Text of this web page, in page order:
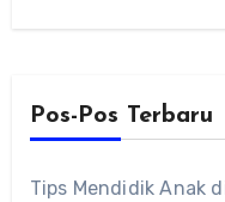
Pos-Pos Terbaru
Tips Mendidik Anak